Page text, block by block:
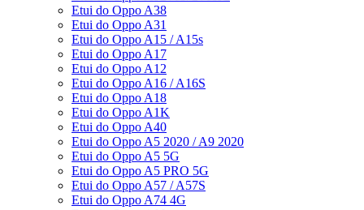
Etui do Oppo A38
Etui do Oppo A31
Etui do Oppo A15 / A15s
Etui do Oppo A17
Etui do Oppo A12
Etui do Oppo A16 / A16S
Etui do Oppo A18
Etui do Oppo A1K
Etui do Oppo A40
Etui do Oppo A5 2020 / A9 2020
Etui do Oppo A5 5G
Etui do Oppo A5 PRO 5G
Etui do Oppo A57 / A57S
Etui do Oppo A74 4G